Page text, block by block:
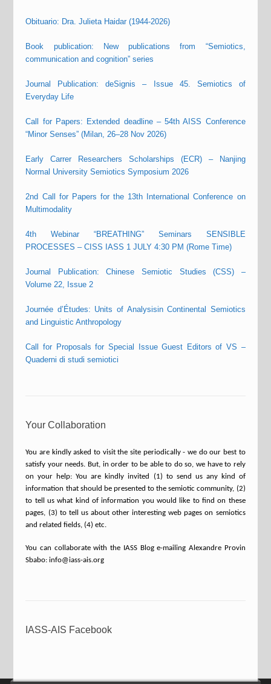
Obituario: Dra. Julieta Haidar (1944-2026)
Book publication: New publications from “Semiotics,
communication and cognition” series
Journal Publication: deSignis – Issue 45. Semiotics of
Everyday Life
Call for Papers: Extended deadline – 54th AISS Conference
“Minor Senses” (Milan, 26–28 Nov 2026)
Early Carrer Researchers Scholarships (ECR) – Nanjing
Normal University Semiotics Symposium 2026
2nd Call for Papers for the 13th International Conference on
Multimodality
4th Webinar “BREATHING” Seminars SENSIBLE
PROCESSES – CISS IASS 1 JULY 4:30 PM (Rome Time)
Journal Publication: Chinese Semiotic Studies (CSS) –
Volume 22, Issue 2
Journée d’Études: Units of Analysisin Continental Semiotics
and Linguistic Anthropology
Call for Proposals for Special Issue Guest Editors of VS –
Quaderni di studi semiotici
Your Collaboration
You are kindly asked to visit the site periodically - we do our best to
satisfy your needs. But, in order to be able to do so, we have to rely
on your help: You are kindly invited (1) to send us any kind of
information that should be presented to the semiotic community, (2)
to tell us what kind of information you would like to find on these
pages, (3) to tell us about other interesting web pages on semiotics
and related fields, (4) etc.
You can collaborate with the IASS Blog e-mailing Alexandre Provin
Sbabo: info@iass-ais.org
IASS-AIS Facebook